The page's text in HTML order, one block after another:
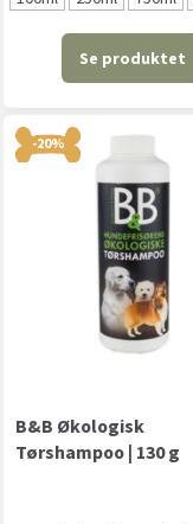
Se produktet
-20%
B&B Økologisk
Tørshampoo | 130 g